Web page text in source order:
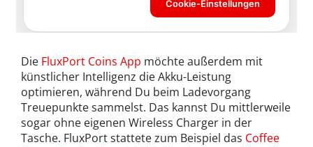
Die FluxPort Coins App möchte außerdem mit
künstlicher Intelligenz die Akku-Leistung
optimieren, während Du beim Ladevorgang
Treuepunkte sammelst. Das kannst Du mittlerweile
sogar ohne eigenen Wireless Charger in der
Tasche. FluxPort stattete zum Beispiel das Coffee